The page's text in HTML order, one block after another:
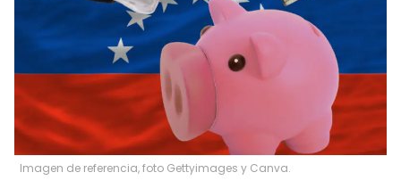
Imagen de referencia, foto Gettyimages y Canva.